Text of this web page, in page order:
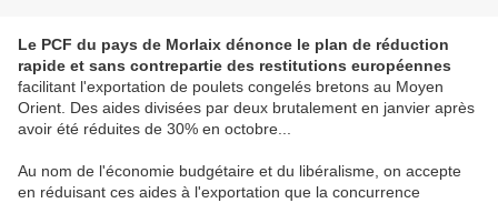
Le PCF du pays de Morlaix dénonce le plan de réduction
rapide et sans contrepartie des restitutions européennes
facilitant l'exportation de poulets congelés bretons au Moyen
Orient. Des aides divisées par deux brutalement en janvier après
avoir été réduites de 30% en octobre...
Au nom de l'économie budgétaire et du libéralisme, on accepte
en réduisant ces aides à l'exportation que la concurrence